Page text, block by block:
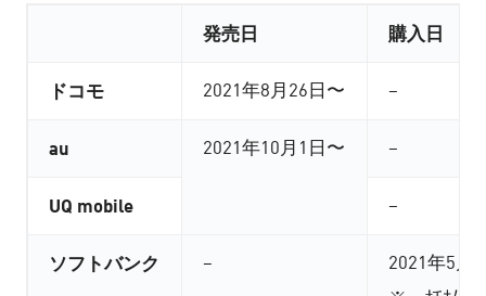
発売日 購入日
ドコモ 2021年8月26日〜 –
au 2021年10月1日〜 –
UQ mobile –
ソフトバンク –
2021年5月